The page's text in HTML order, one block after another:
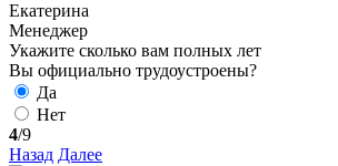
Екатерина
Менеджер
Укажите сколько вам полных лет
Вы официально трудоустроены?
Да
Нет
4/9
Назад Далее